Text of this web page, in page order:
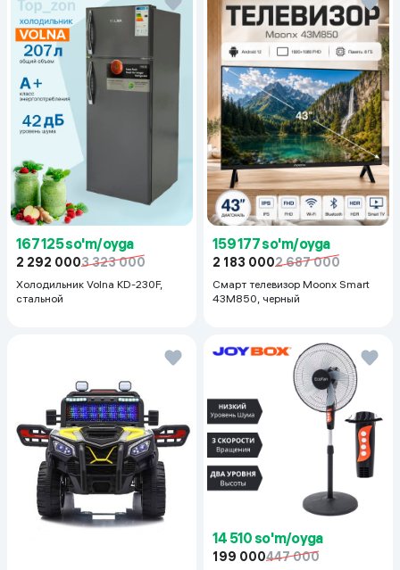
167 125 so'm/oyga
2 292 0003 323 000
Холодильник Volna KD-230F,
стальной
159 177 so'm/oyga
2 183 0002 687 000
Смарт телевизор Moonx Smart
43M850, черный
14 510 so'm/oyga
199 000447 000